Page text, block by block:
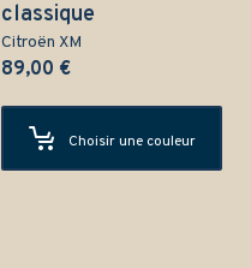
classique
Citroën XM
89,00 €
Choisir une couleur